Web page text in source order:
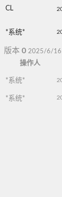
CL
*系统*
版本 0 2025/6/16
操作人
*系统*
*系统*